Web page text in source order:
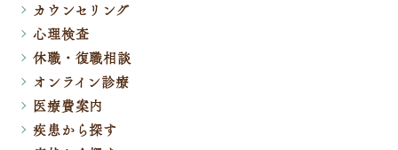
カウンセリング
心理検査
休職・復職相談
オンライン診療
医療費案内
疾患から探す